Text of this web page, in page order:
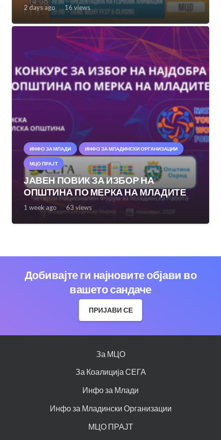
2 days ago 16views
ИНФО ЗА МЛАДИ ИНФО ЗА МЛАДИНСКИ ОРГАНИЗАЦИИ
МЦО ПРАЈТ
ЈАВЕН ПОВИК ЗА ИЗБОР НА
ОПШТИНА ПО МЕРКА НА МЛАДИТЕ
1 week ago 63 views
Добивајте ги најновите објави во
вашето сандаче
ПРИЈАВИ СЕ
За МЦО
За Коалиција СЕГА
Инфо за Млади
Инфо за Младински Организации
МЦО ПРАЈТ